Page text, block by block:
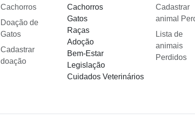
Cachorros
Doação de
Gatos
Cadastrar
doação
Cachorros
Gatos
Raças
Adoção
Bem-Estar
Legislação
Cuidados Veterinários
Cadastrar
animal
Lista de
animais
Perdidos